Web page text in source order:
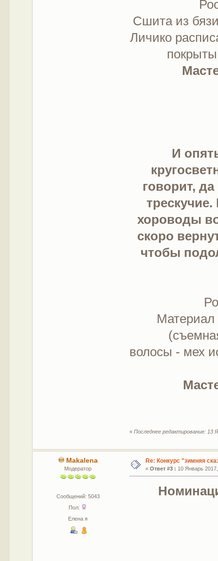
Сшита из
Личико
И
говорит,
хороводы
скоро
чтобы
Материал
волосы - мех
«Последнее редактирование: 13
Makalena
Модератор
Сообщений: 5043
Пол:
Елена я
Re: Конкурс "зимняя
« Ответ #3 : 10 Январь